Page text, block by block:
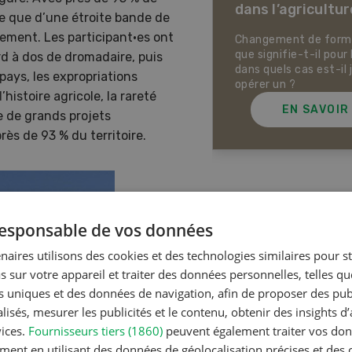
que d’une étroite bande de
Les participant·es ont
à dos de dromadaire, puis
les expropriations
agricole, la rareté
de grands projets
de 93 % du territoire.
pour la production
et la production animale
Pistes pour se protéger
la chaleur, la sécheresse ainsi
les phénomènes
extrêmes.
EN SAVOIR PLUS
dans
Changement de
que signifie-t-il pour
dans quels cas est-il
opérer un ?
EN
Articles les plus lues
Production
Noms
en
de vos données
utilisons des cookies et des technologies similaires pour
sur votre appareil et traiter des données personnelles, telles
uniques et des données de navigation, afin de proposer des
mesurer les publicités et le contenu, obtenir des insights
Fournisseurs tiers (1860) peuvent également traiter vos